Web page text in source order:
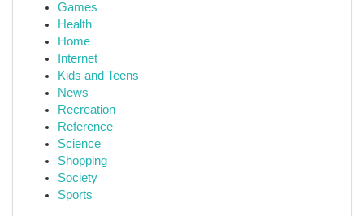
Games
Health
Home
Internet
Kids and Teens
News
Recreation
Reference
Science
Shopping
Society
Sports